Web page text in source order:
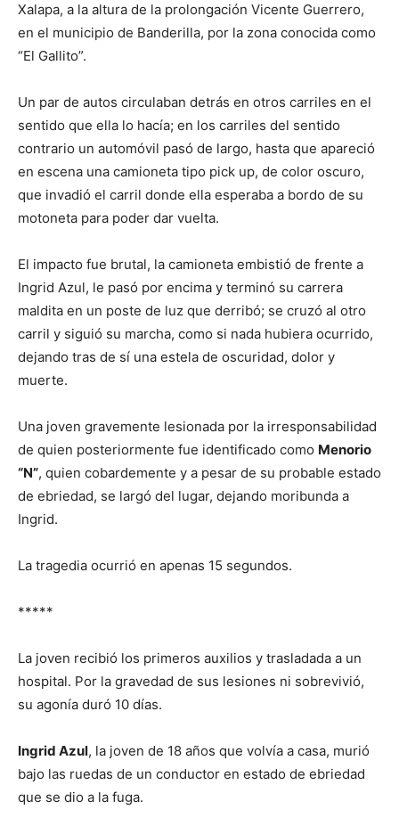
Xalapa, a la altura de la prolongación Vicente Guerrero,
en el municipio de Banderilla, por la zona conocida como
“El Gallito”.
Un par de autos circulaban detrás en otros carriles en el
sentido que ella lo hacía; en los carriles del sentido
contrario un automóvil pasó de largo, hasta que apareció
en escena una camioneta tipo pick up, de color oscuro,
que invadió el carril donde ella esperaba a bordo de su
motoneta para poder dar vuelta.
El impacto fue brutal, la camioneta embistió de frente a
Ingrid Azul, le pasó por encima y terminó su carrera
maldita en un poste de luz que derribó; se cruzó al otro
carril y siguió su marcha, como si nada hubiera ocurrido,
dejando tras de sí una estela de oscuridad, dolor y
muerte.
Una joven gravemente lesionada por la irresponsabilidad
de quien posteriormente fue identificado como Menorio
“N”, quien cobardemente y a pesar de su probable estado
de ebriedad, se largó del lugar, dejando moribunda a
Ingrid.
La tragedia ocurrió en apenas 15 segundos.
*****
La joven recibió los primeros auxilios y trasladada a un
hospital. Por la gravedad de sus lesiones ni sobrevivió,
su agonía duró 10 días.
Ingrid Azul, la joven de 18 años que volvía a casa, murió
bajo las ruedas de un conductor en estado de ebriedad
que se dio a la fuga.